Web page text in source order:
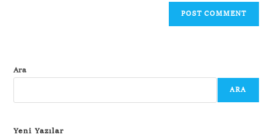
Ara
ARA
Yeni Yazılar